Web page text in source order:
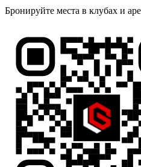
Бронируйте места в клубах и